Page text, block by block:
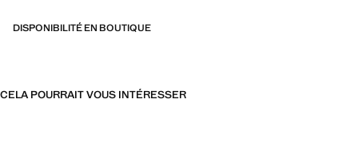
DISPONIBILITÉ EN BOUTIQUE
CELA POURRAIT VOUS INTÉRESSER